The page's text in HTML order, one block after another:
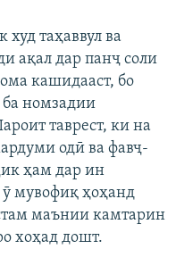
таҳаввул ва
ақал дар панҷ соли
кашидааст, бо
ба номзадии
таврест, ки на
одӣ ва фавҷ-
ҳам дар ин
ӯ мувофиқ ҳоҳанд
маънии камтарин
хоҳад дошт.